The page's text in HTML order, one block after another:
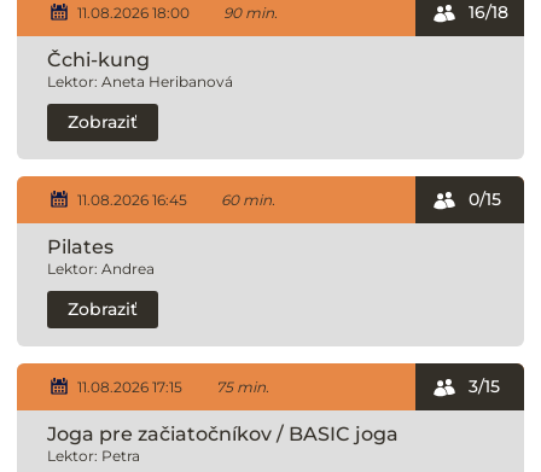
11.08.2026 18:00 90 min.
Čchi-kung
Lektor: Aneta Heribanová
16/18
Zobraziť
11.08.2026 16:45 60 min.
Pilates
Lektor: Andrea
0/15
Zobraziť
11.08.2026 17:15 75 min.
Joga pre začiatočníkov / BASIC joga
Lektor: Petra
3/15